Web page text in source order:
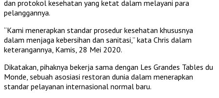
dan protokol kesehatan yang ketat dalam melayani para
pelanggannya.
“Kami menerapkan standar prosedur kesehatan khususnya
dalam menjaga kebersihan dan sanitasi,” kata Chris dalam
keterangannya, Kamis, 28 Mei 2020.
Dikatakan, pihaknya bekerja sama dengan Les Grandes Tables du
Monde, sebuah asosiasi restoran dunia dalam menerapkan
standar pelayanan internasional normal baru.